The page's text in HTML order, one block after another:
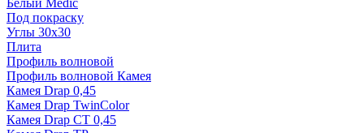
Белый Medic
Под покраску
Углы 30х30
Плита
Профиль волновой
Профиль волновой Камея
Камея Drap 0,45
Камея Drap TwinColor
Камея Drap СТ 0,45